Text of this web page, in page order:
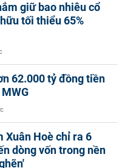
giữ bao nhiêu cổ
tối thiểu 65%
62.000 tỷ đồng tiền
Xuân Hoè chỉ ra 6
dòng vốn trong nền